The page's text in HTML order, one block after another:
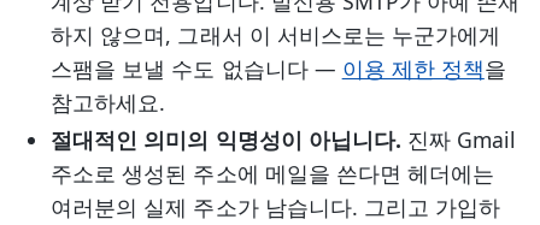
하지 않으며, 그래서 이 서비스로는 누군가에게
스팸을 보낼 수도 없습니다 — 이용 제한 정책을
참고하세요.
절대적인 의미의 익명성이 아닙니다. 진짜 Gmail
주소로 생성된 주소에 메일을 쓴다면 헤더에는
여러분의 실제 주소가 남습니다. 그리고 가입하